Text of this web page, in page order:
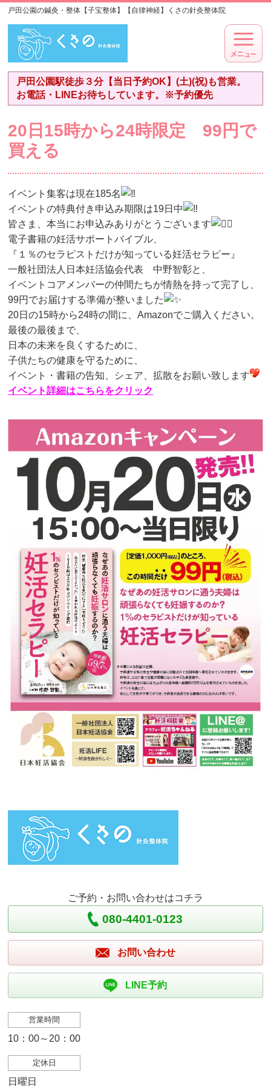
戸田公園の鍼灸・整体【子宝整体】【自律神経】くさの針灸整体院
戸田公園駅徒歩３分【当日予約OK】(土)(祝)も営業。
お電話・LINEお待ちしています。※予約優先
20日15時から24時限定 99円で
買える
イベント集客は現在185名
イベントの特典付き申込み期限は19日中
皆さま、本当にお申込みありがとうございます
電子書籍の妊活サポートバイブル、
『１％のセラピストだけが知っている妊活セラピー』
一般社団法人日本妊活協会代表 中野智彰と、
イベントコアメンバーの仲間たちが情熱を持って完了し、
99円でお届けする準備が整いました
20日の15時から24時の間に、Amazonでご購入ください。
最後の最後まで、
日本の未来を良くするために、
子供たちの健康を守るために、
イベント・書籍の告知、シェア、拡散をお願い致します
イベント詳細はこちらをクリック
ご予約・お問い合わせはコチラ
080-4401-0123
お問い合わせ
LINE予約
営業時間
10：00～20：00
定休日
日曜日